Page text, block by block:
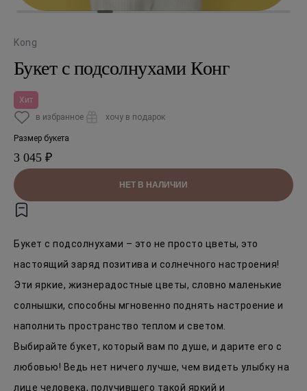
Kong
Букет с подсолнухами Конг
Хит
в избранное
хочу в подарок
Размер букета
3 045 ₽
НЕТ В НАЛИЧИИ
Букет с подсолнухами – это не просто цветы, это
настоящий заряд позитива и солнечного настроения!
Эти яркие, жизнерадостные цветы, словно маленькие
солнышки, способны мгновенно поднять настроение и
наполнить пространство теплом и светом.
Выбирайте букет, который вам по душе, и дарите его с
любовью! Ведь нет ничего лучше, чем видеть улыбку на
лице человека, получившего такой яркий и